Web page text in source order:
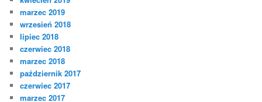
marzec 2019
wrzesień 2018
lipiec 2018
czerwiec 2018
marzec 2018
październik 2017
czerwiec 2017
marzec 2017